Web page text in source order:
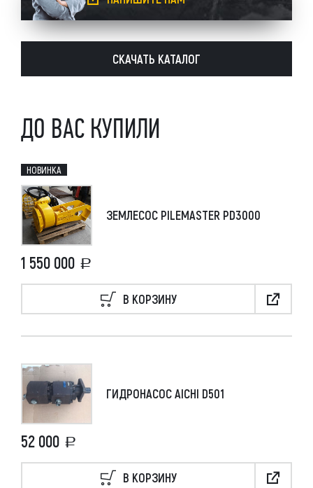
СКАЧАТЬ КАТАЛОГ
ДО ВАС КУПИЛИ
НОВИНКА
ЗЕМЛЕСОС PILEMASTER PD3000
1 550 000
В КОРЗИНУ
ГИДРОНАСОС AICHI D501
52 000
В КОРЗИНУ